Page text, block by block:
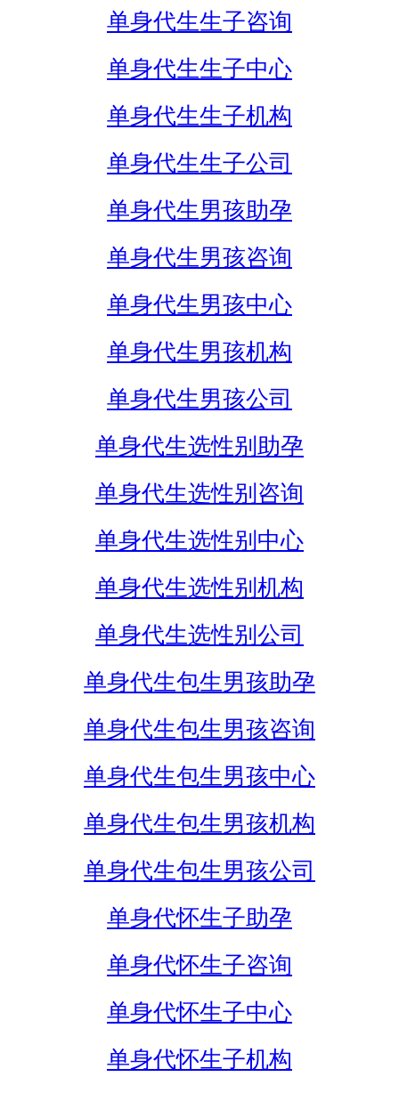
单身代生生子咨询
单身代生生子中心
单身代生生子机构
单身代生生子公司
单身代生男孩助孕
单身代生男孩咨询
单身代生男孩中心
单身代生男孩机构
单身代生男孩公司
单身代生选性别助孕
单身代生选性别咨询
单身代生选性别中心
单身代生选性别机构
单身代生选性别公司
单身代生包生男孩助孕
单身代生包生男孩咨询
单身代生包生男孩中心
单身代生包生男孩机构
单身代生包生男孩公司
单身代怀生子助孕
单身代怀生子咨询
单身代怀生子中心
单身代怀生子机构